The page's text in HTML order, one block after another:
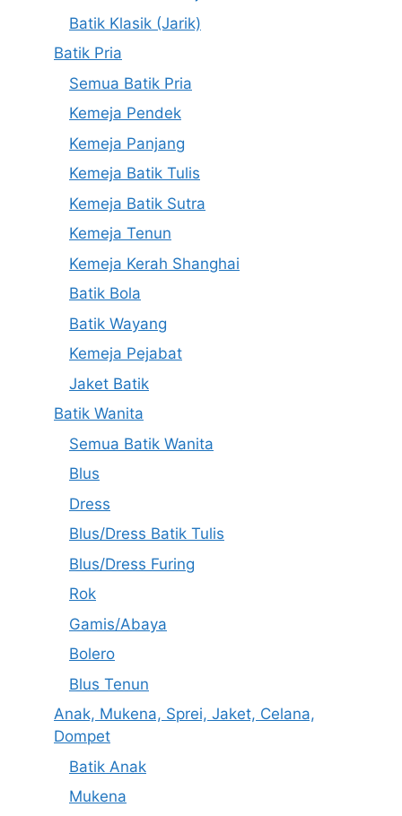
Batik Klasik (Jarik)
Batik Pria
Semua Batik Pria
Kemeja Pendek
Kemeja Panjang
Kemeja Batik Tulis
Kemeja Batik Sutra
Kemeja Tenun
Kemeja Kerah Shanghai
Batik Bola
Batik Wayang
Kemeja Pejabat
Jaket Batik
Batik Wanita
Semua Batik Wanita
Blus
Dress
Blus/Dress Batik Tulis
Blus/Dress Furing
Rok
Gamis/Abaya
Bolero
Blus Tenun
Anak, Mukena, Sprei, Jaket, Celana,
Dompet
Batik Anak
Mukena